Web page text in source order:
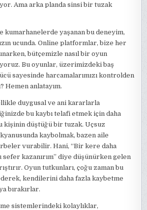
Ama arka planda sinsi bir tuzak
kumarhanelerde yaşanan bu deneyim,
ucunda. Online platformlar, bize her
bütçemizle nasıl bir oyun
Bu oyunlar, üzerimizdeki baş
sayesinde harcamalarımızı kontrolden
Hemen anlatayım.
duygusal ve ani kararlarla
bu kaybı telafi etmek için daha
kişinin düştüğü bir tuzak. Uçsuz
kaybolmak, bazen aile
vurabilir. Hani, “Bir kere daha
sefer kazanırım” diye düşünürken gelen
Oyun tutkunları, çoğu zaman bu
kendilerini daha fazla kaybetme
bırakırlar.
sistemlerindeki kolaylıklar,